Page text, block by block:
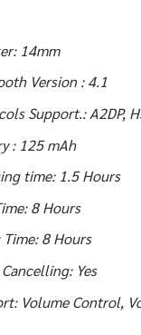
14mm
Version : 4.1
Support.: A2DP,
: 125 mAh
time: 1.5 Hours
8 Hours
8 Hours
Yes
Volume Control,